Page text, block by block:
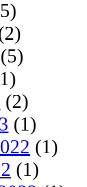
(5)
(2)
(1)
(1)
(1)